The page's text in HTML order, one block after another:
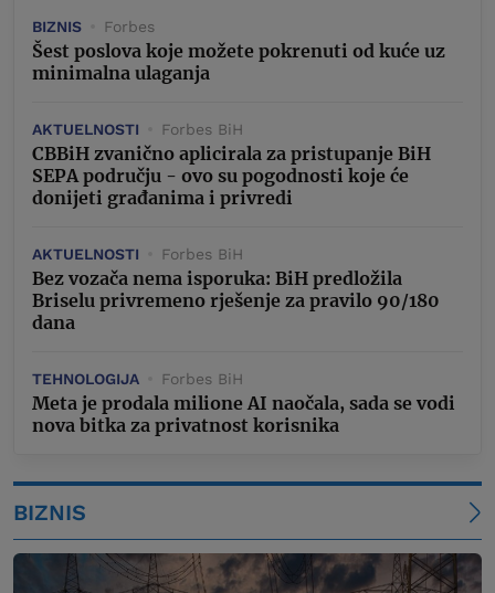
BIZNIS Forbes
Šest poslova koje možete pokrenuti od kuće uz
minimalna ulaganja
AKTUELNOSTI Forbes BiH
CBBiH zvanično aplicirala za pristupanje BiH
SEPA području - ovo su pogodnosti koje će
donijeti građanima i privredi
AKTUELNOSTI Forbes BiH
Bez vozača nema isporuka: BiH predložila
Briselu privremeno rješenje za pravilo 90/180
dana
TEHNOLOGIJA Forbes BiH
Meta je prodala milione AI naočala, sada se vodi
nova bitka za privatnost korisnika
BIZNIS